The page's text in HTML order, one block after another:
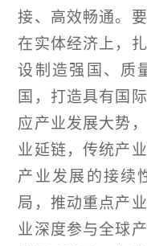
接、高效畅通。
在实体经济上，
设制造强国、质
国，打造具有国
应产业发展大势
业延链，传统产
产业发展的接续
局，推动重点产
业深度参与全球